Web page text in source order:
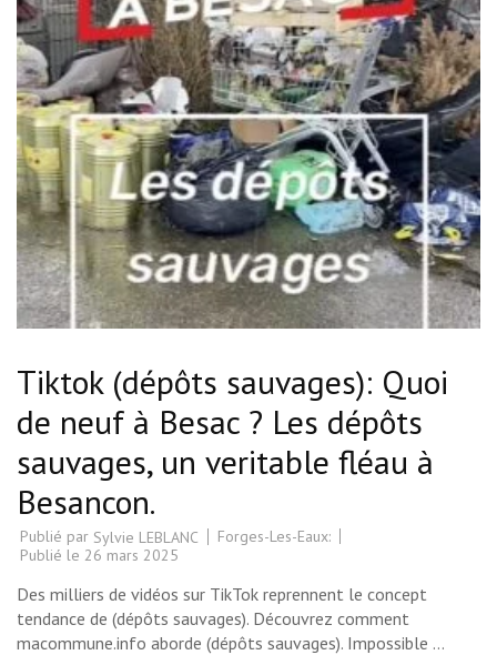
Tiktok (dépôts sauvages): Quoi
de neuf à Besac ? Les dépôts
sauvages, un veritable fléau à
Besancon.
Publié par Sylvie LEBLANC
Forges-Les-Eaux:
Publié le 26 mars 2025
Des milliers de vidéos sur TikTok reprennent le concept
tendance de (dépôts sauvages). Découvrez comment
macommune.info aborde (dépôts sauvages). Impossible …